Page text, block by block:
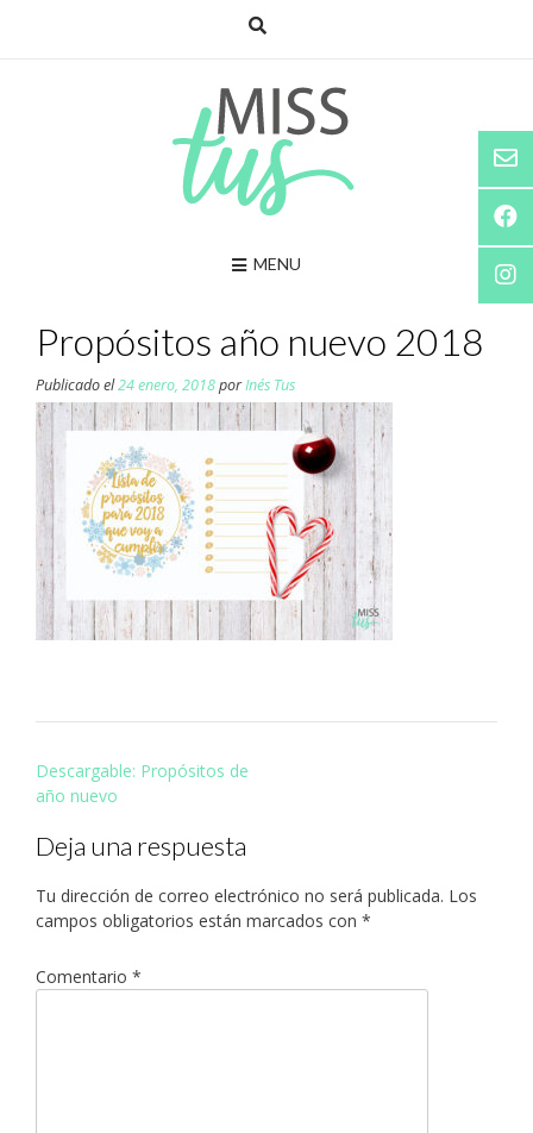
MENU
Propósitos año nuevo 2018
Publicado el24 enero, 2018porInés Tus
Navegación
de
Descargable: Propósitos de
año nuevo
Deja una respuesta
Tu dirección de correo electrónico no será publicada. Los
campos obligatorios están marcados con *
Comentario *